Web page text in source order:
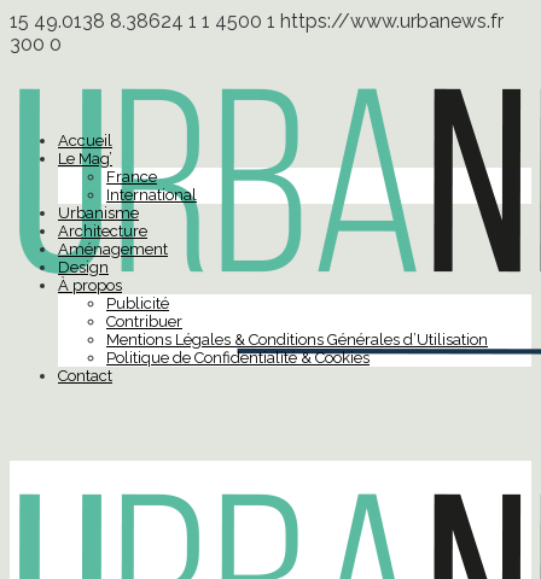
15 49.0138 8.38624 1 1 4500 1 https://www.urbanews.fr
300 0
Accueil
Le Mag’
France
International
Urbanisme
Architecture
Aménagement
Design
À propos
Publicité
Contribuer
Mentions Légales & Conditions Générales d’Utilisation
Politique de Confidentialité & Cookies
Contact